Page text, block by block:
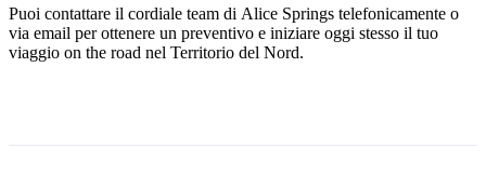
Puoi contattare il cordiale team di Alice Springs telefonicamente o
via email per ottenere un preventivo e iniziare oggi stesso il tuo
viaggio on the road nel Territorio del Nord.